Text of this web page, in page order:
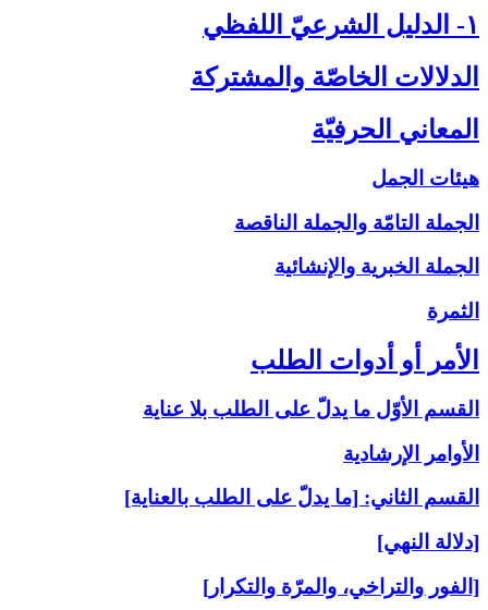
۱- الدليل الشرعيّ اللفظي‏
الدلالات الخاصّة والمشتركة
المعاني الحرفيّة
هيئات الجمل
الجملة التامّة والجملة الناقصة
الجملة الخبرية والإنشائية
الثمرة
الأمر أو أدوات الطلب‏
القسم الأوّل ما يدلّ على الطلب بلا عناية
الأوامر الإرشادية
القسم الثاني: [ما يدلّ على الطلب بالعناية]
[دلالة النهي]
[الفور والتراخي، والمرّة والتكرار]